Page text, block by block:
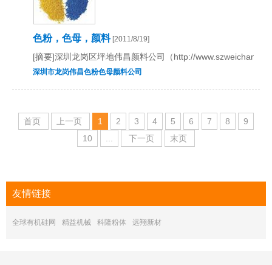
色粉，色母，颜料[2011/8/19]
[摘要]深圳龙岗区坪地伟昌颜料公司（http://
深圳市龙岗伟昌色粉色母颜料公司
首页 上一页 1 2 3 4 5 6 7 8
9
10
... 下一页 末页
友情链接
全球有机硅网 精益机械 科隆粉体 远翔新材